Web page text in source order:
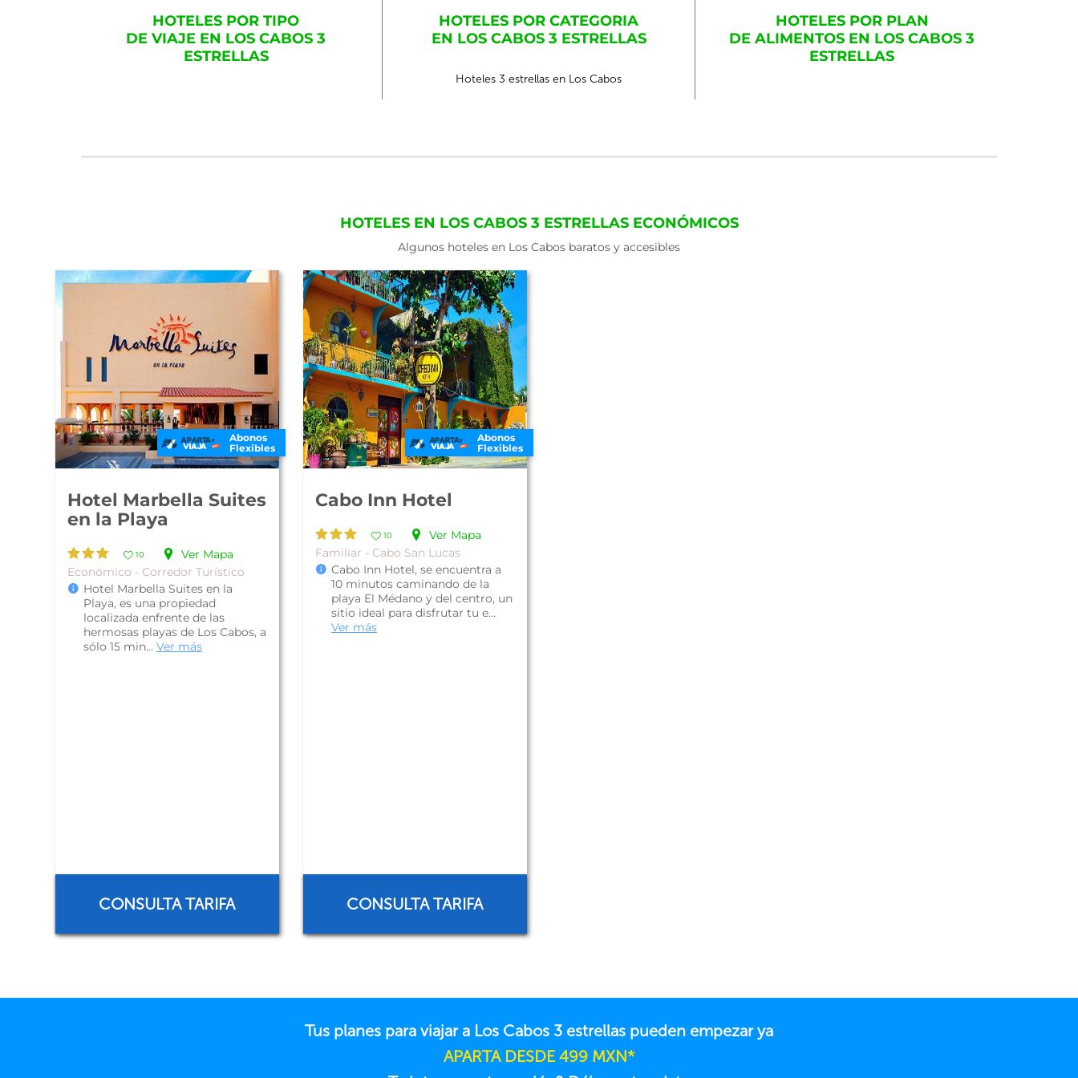
HOTELES POR TIPO
DE VIAJE EN LOS CABOS 3
ESTRELLAS
HOTELES POR CATEGORIA
EN LOS CABOS 3 ESTRELLAS
Hoteles 3 estrellas en Los Cabos
HOTELES POR PLAN
DE ALIMENTOS EN LOS CABOS 3
ESTRELLAS
HOTELES EN LOS CABOS 3 ESTRELLAS ECONÓMICOS
Algunos hoteles en Los Cabos baratos y accesibles
Abonos
Flexibles
Hotel Marbella Suites
en la Playa
10
Ver Mapa
Económico - Corredor Turístico
Hotel Marbella Suites en la
Playa, es una propiedad
localizada enfrente de las
hermosas playas de Los Cabos, a
sólo 15 min... Ver más
CONSULTA TARIFA
Abonos
Flexibles
Cabo Inn Hotel
10
Ver Mapa
Familiar - Cabo San Lucas
Cabo Inn Hotel, se encuentra a
10 minutos caminando de la
playa El Médano y del centro, un
sitio ideal para disfrutar tu e...
Ver más
CONSULTA TARIFA
Tus planes para viajar a Los Cabos 3 estrellas pueden empezar ya
APARTA DESDE 499 MXN*